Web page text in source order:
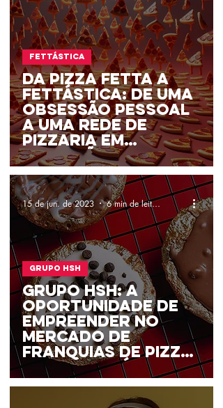
Da Pizza Fetta à
Fettástica: De uma
obsessão pessoal
a uma rede de
pizzaria em
expansão
Fettástica
Grupo HSH: A
oportunidade de
empreender no
mercado de
franquias de Pizza
com a Fettástica
Grupo HSH
15 de jun. de 2023 6 min de leitura